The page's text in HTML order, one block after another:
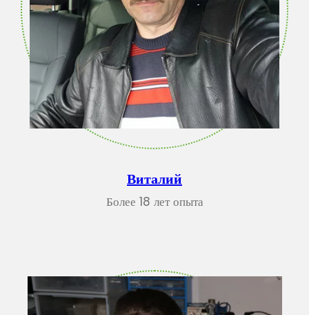
Виталий
Более 18 лет опыта